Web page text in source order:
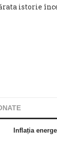
istorie
Inflația